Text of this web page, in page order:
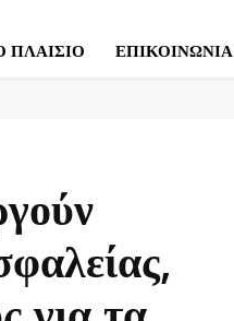
ΠΛΑΙΣΙΟ ΕΠΙΚΟΙΝΩΝΙΑ